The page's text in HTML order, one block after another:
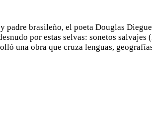
padre brasileño, el poeta Douglas
por estas selvas: sonetos
una obra que cruza lenguas,